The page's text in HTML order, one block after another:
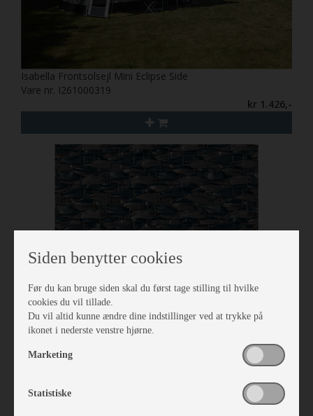
Isabella Frontsolsejl Mini Eclipse Side
Vare nr. I261000319
kr 1.426,-
Isabella Tæppe North 3,5 x 6,5
kr 2.134,-
Siden benytter cookies
Før du kan bruge siden skal du først tage stilling til hvilke
cookies du vil tillade.
Du vil altid kunne ændre dine indstillinger ved at trykke på
ikonet i nederste venstre hjørne.
Marketing
Statistiske